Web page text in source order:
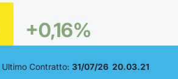
+0,16%
Ultimo Contratto: 31/07/26 20.03.21